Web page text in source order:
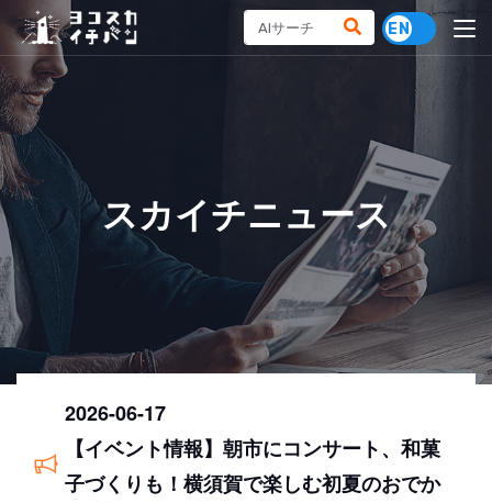
スカイチニュース
2026-06-17
【イベント情報】朝市にコンサート、和菓
子づくりも！横須賀で楽しむ初夏のおでか